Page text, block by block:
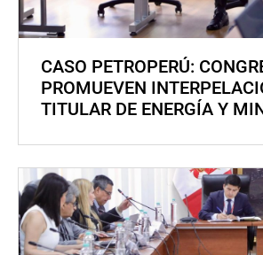
CASO PETROPERÚ:
PROMUEVEN
TITULAR DE ENERGÍA Y